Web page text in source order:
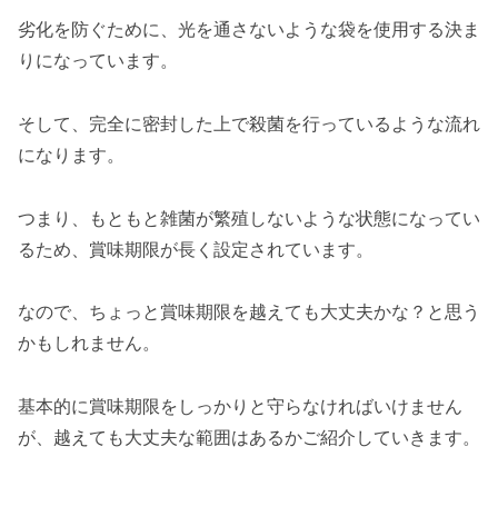
劣化を防ぐために、光を通さないような袋を使用する決ま
りになっています。
そして、完全に密封した上で殺菌を行っているような流れ
になります。
つまり、もともと雑菌が繁殖しないような状態になってい
るため、賞味期限が長く設定されています。
なので、ちょっと賞味期限を越えても大丈夫かな？と思う
かもしれません。
基本的に賞味期限をしっかりと守らなければいけません
が、越えても大丈夫な範囲はあるかご紹介していきます。